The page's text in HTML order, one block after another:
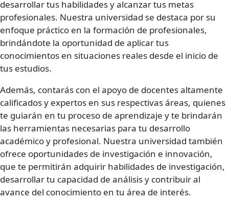
desarrollar tus habilidades y alcanzar tus metas
profesionales. Nuestra universidad se destaca por su
enfoque práctico en la formación de profesionales,
brindándote la oportunidad de aplicar tus
conocimientos en situaciones reales desde el inicio de
tus estudios.
Además, contarás con el apoyo de docentes altamente
calificados y expertos en sus respectivas áreas, quienes
te guiarán en tu proceso de aprendizaje y te brindarán
las herramientas necesarias para tu desarrollo
académico y profesional. Nuestra universidad también
ofrece oportunidades de investigación e innovación,
que te permitirán adquirir habilidades de investigación,
desarrollar tu capacidad de análisis y contribuir al
avance del conocimiento en tu área de interés.